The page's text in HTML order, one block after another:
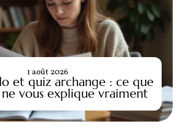
et quiz archange : ce que
vous explique vraiment
1 août 2026